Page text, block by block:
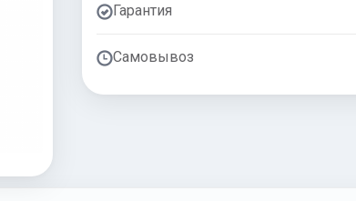
Гарантия
Самовывоз